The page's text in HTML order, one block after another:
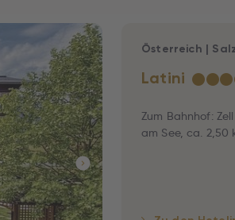
Latini ★★★
Österreich |
Zum Bahnhof:
am See, ca. 2,50